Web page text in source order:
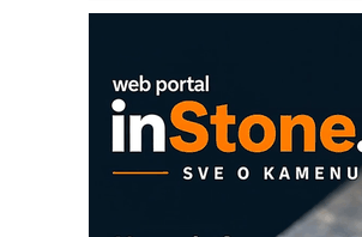
Proizvodnja iC7 Hybrid
COMBYPACK
EVOKS Maintenance
ROSA i SCHUNK podižu
Detekcija različitih oblika